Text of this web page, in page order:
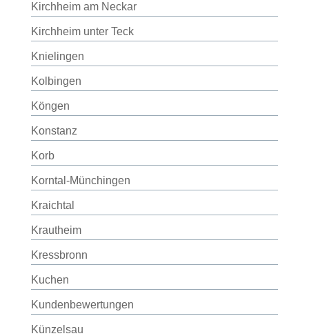
Kirchheim am Neckar
Kirchheim unter Teck
Knielingen
Kolbingen
Köngen
Konstanz
Korb
Korntal-Münchingen
Kraichtal
Krautheim
Kressbronn
Kuchen
Kundenbewertungen
Künzelsau